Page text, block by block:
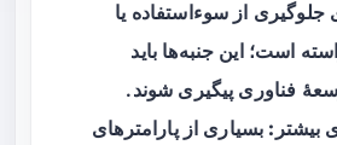
جلوگیری از سوءاستفاده یا
است؛ این جنبه‌ها باید
فناوری پیگیری شوند.
بیشتر: بسیاری از پارامترهای